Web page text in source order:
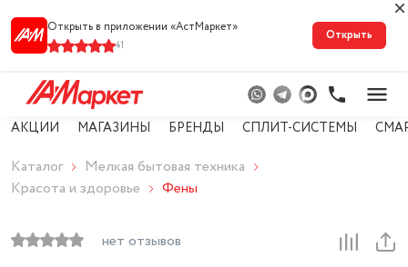
Открыть в приложении «АстМарке‪т‬»
41
Открыть
АКЦИИ МАГАЗИНЫ БРЕНДЫ СПЛИТ-СИСТЕМЫ
Каталог
Мелкая бытовая техника
Красота и здоровье
Фены
нет отзывов